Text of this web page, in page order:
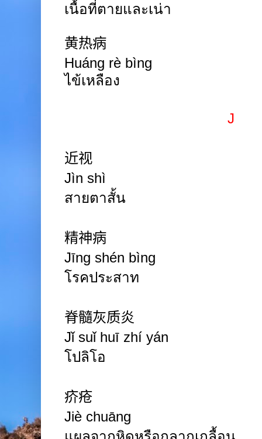
เนื้อที่ตายและเน่า
黄热病
Huáng rè bìng
ไข้เหลือง
J
近视
Jìn shì
สายตาสั้น
精神病
Jīng shén bìng
โรคประสาท
脊髓灰质炎
Jǐ suǐ huī zhí yán
โปลิโอ
疥疮
Jiè chuāng